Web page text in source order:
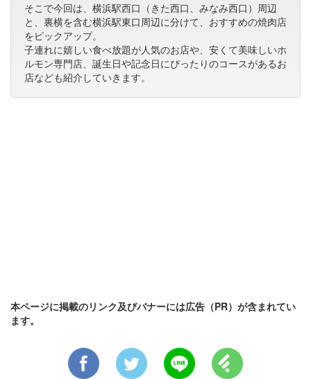
そこで今回は、横浜駅西口（きた西口、みなみ西口）周辺
と、裏横を含む横浜駅東口周辺に分けて、おすすめの焼肉店
をピックアップ。
子連れに嬉しい食べ放題が人気のお店や、安くて美味しいホ
ルモン専門店、誕生日や記念日にぴったりのコースがあるお
店なども紹介していきます。
本ページに掲載のリンク及びバナーには広告（PR）が含まれてい
ます。